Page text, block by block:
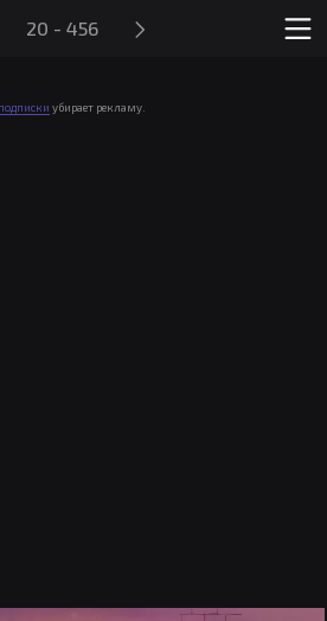
20 - 456
подписки убирает рекламу.